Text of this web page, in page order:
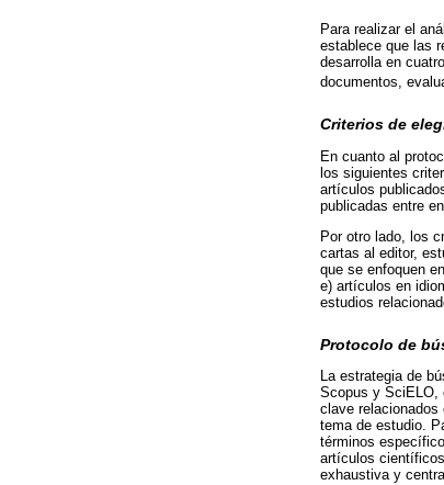
Para realizar el
establece que las
desarrolla en
documentos,
Criterios de
En cuanto al
los siguientes
artículos
publicadas entre
Por otro lado, los
cartas al editor,
que se enfoquen
e) artículos en
estudios
Protocolo de
La estrategia de
Scopus y SciELO,
clave
tema de estudio.
términos
artículos
exhaustiva y